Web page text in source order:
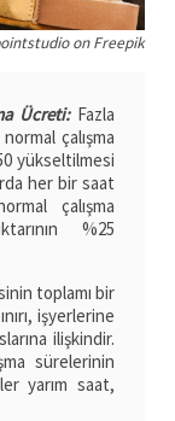
on Freepik
Ücreti:Fazla
çalışma
yükseltilmesi
her bir saat
çalışma
%25
toplamı bir
işyerlerine
ilişkindir.
sürelerinin
yarım saat,